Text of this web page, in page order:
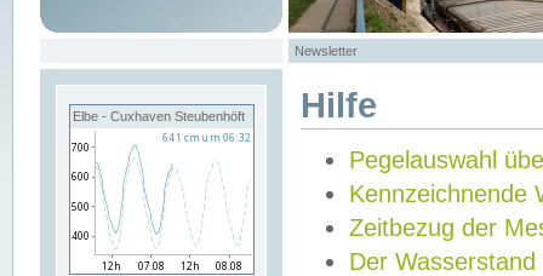
Newsletter
Elbe - Cuxhaven Steubenhöft Hilfe
Pegelauswahl
Kennzeichnende
Zeitbezug der
Der Wasserstand